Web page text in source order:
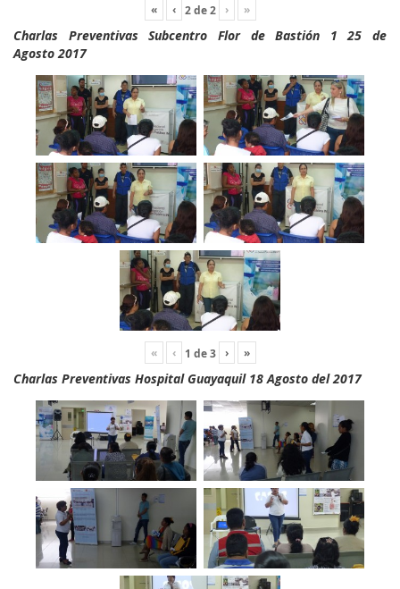
« ‹ 2de2 › »
Charlas Preventivas Subcentro Flor de Bastión 1 25 de
Agosto 2017
« ‹ 1 de3 › »
Charlas Preventivas Hospital Guayaquil 18 Agosto del 2017